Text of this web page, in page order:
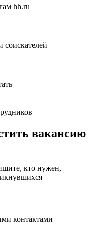
hh.ru
соискателей
вакансию
кто нужен,
контактами